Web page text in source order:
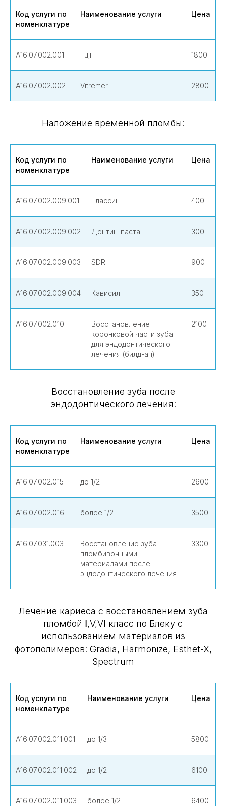
Код услуги по
номенклатуре
Наименование услуги Цена
А16.07.002.001 Fuji 1800
А16.07.002.002 Vitremer 2800
Наложение временной пломбы:
Код услуги по
номенклатуре
Наименование услуги Цена
А16.07.002.009.001 Глассин 400
А16.07.002.009.002 Дентин-паста 300
А16.07.002.009.003 SDR 900
А16.07.002.009.004 Кависил 350
А16.07.002.010
Восстановление
коронковой части зуба
для эндодонтического
лечения (билд-ап)
2100
Восстановление зуба после
эндодонтического лечения:
Код услуги по
номенклатуре
Наименование услуги Цена
А16.07.002.015 до 1/2 2600
А16.07.002.016 более 1/2 3500
А16.07.031.003
Восстановление зуба
пломбивочными
материалами после
эндодонтического лечения
3300
Лечение кариеса с восстановлением зуба
пломбой Ⅰ,V,VⅠ класс по Блеку с
использованием материалов из
фотополимеров: Gradia, Harmonize, Esthet-X,
Spectrum
Код услуги по
номенклатуре
Наименование услуги Цена
А16.07.002.011.001 до 1/3 5800
А16.07.002.011.002 до 1/2 6100
А16.07.002.011.003 более 1/2 6400